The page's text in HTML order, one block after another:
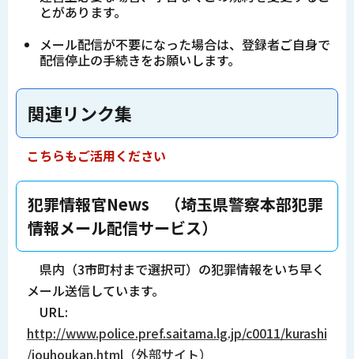
とがあります。
メール配信が不要になった場合は、登録者ご自身で
配信停止の手続きをお願いします。
関連リンク集
こちらもご活用ください
犯罪情報官News （埼玉県警察本部犯罪
情報メール配信サービス）
県内（3市町村まで選択可）の犯罪情報をいち早く
メール送信しています。
URL:
http://www.police.pref.saitama.lg.jp/c0011/kurashi
/jouhoukan.html（外部サイト）